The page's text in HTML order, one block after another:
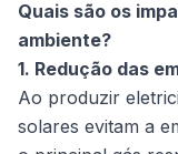
Quais são os
ambiente?
1. Redução das
Ao produzir
solares evitam a